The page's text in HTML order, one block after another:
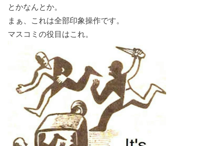
とかなんとか。
まぁ、これは全部印象操作です。
マスコミの役目はこれ。